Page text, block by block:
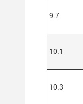
9.7
10.1
10.3